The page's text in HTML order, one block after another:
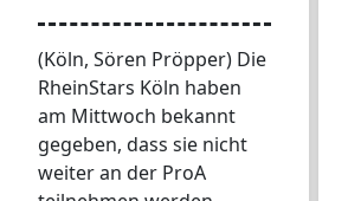
(Köln, Sören Pröpper) Die
RheinStars Köln haben
am Mittwoch bekannt
gegeben, dass sie nicht
weiter an der ProA